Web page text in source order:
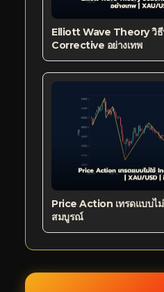
Elliott Wave Theory วิ
Corrective อย่างเทพ
Price Action เทรดแบบไ
สมบูรณ์